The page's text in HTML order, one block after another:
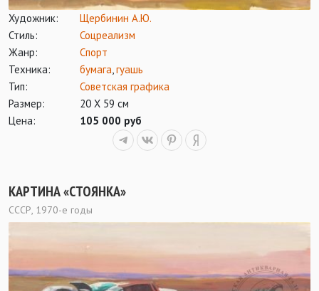
Художник:
Щербинин А.Ю.
Стиль:
Соцреализм
Жанр:
Спорт
Техника:
бумага,гуашь
Тип:
Советская графика
Размер:
20 Х 59 см
Цена:
105 000 руб
КАРТИНА «СТОЯНКА»
СССР, 1970-е годы